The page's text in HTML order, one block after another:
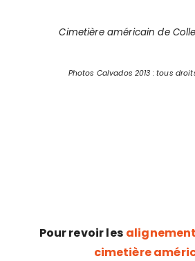
Cimetière américain de
Photos Calvados 2013 : tous
Pour revoir les
cimetière